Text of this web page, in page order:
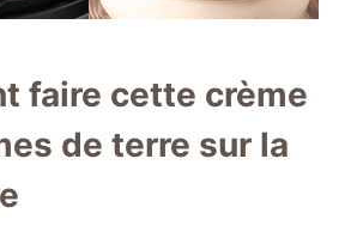
faire cette crème
de terre sur la